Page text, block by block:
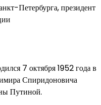
Петербурга, президент
7 октября 1952 года в
Спиридоновича
Путиной.